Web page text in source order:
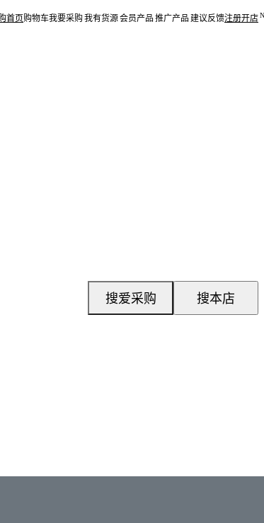
首页购物车我要采购我有货源会员产品 推广产品 建议反馈注册开店
搜爱采购 搜本店